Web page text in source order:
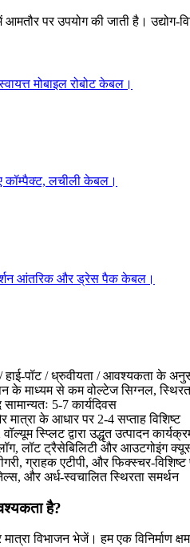
आमतौर पर उपयोग की जाती है।
मोबाइल रोबोट केबल।
कॉम्पैक्ट, लचीली केबल।
आंतरिक और ड्रेस पैक केबल।
हाई-पॉट / ध्रुवीयता / आवश्यकता के
के माध्यम से कम वोल्टेज सिग्नल,
सामान्यतः 5-7 कार्यदिवस
मात्रा के आधार पर 2-4 सप्ताह विशिष्ट
स्प्लिट द्वारा उद्धृत उत्पादन
लॉट ट्रैसेबिलिटी और आउटगोइंग
ग्राहक एटीपी, और फिक्स्चर-विशिष्ट
और अर्ध-स्वचालित स्थिरता समर्थन
है?
विभाजन भेजें। हम एक विनिर्माण